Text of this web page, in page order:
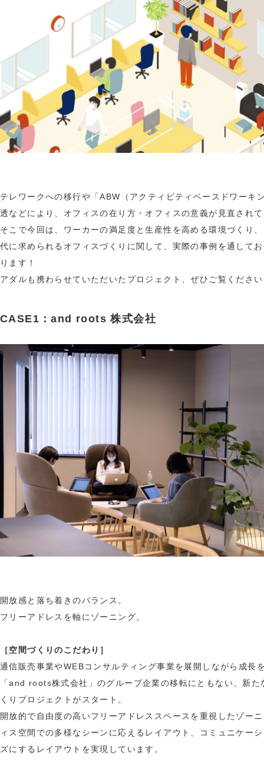
テレワークへの移行や「ABW（アクティビティベースドワーキ
透などにより、オフィスの在り方・オフィスの意義が見直され
そこで今回は、ワーカーの満足度と生産性を高める環境づくり
代に求められるオフィスづくりに関して、実際の事例を通して
ります！
アダルも携わらせていただいたプロジェクト、ぜひご覧くださ
CASE1：and roots 株式会社
開放感と落ち着きのバランス。
フリーアドレスを軸にゾーニング。
［空間づくりのこだわり］
通信販売事業やWEBコンサルティング事業を展開しながら成長
「and roots株式会社」のグループ企業の移転にともない、新た
くりプロジェクトがスタート。
開放的で自由度の高いフリーアドレススペースを重視したゾー
ィス空間での多様なシーンに応えるレイアウト、コミュニケー
ズにするレイアウトを実現しています。